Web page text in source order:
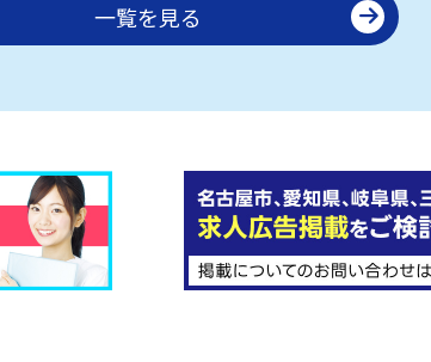
一覧を見る